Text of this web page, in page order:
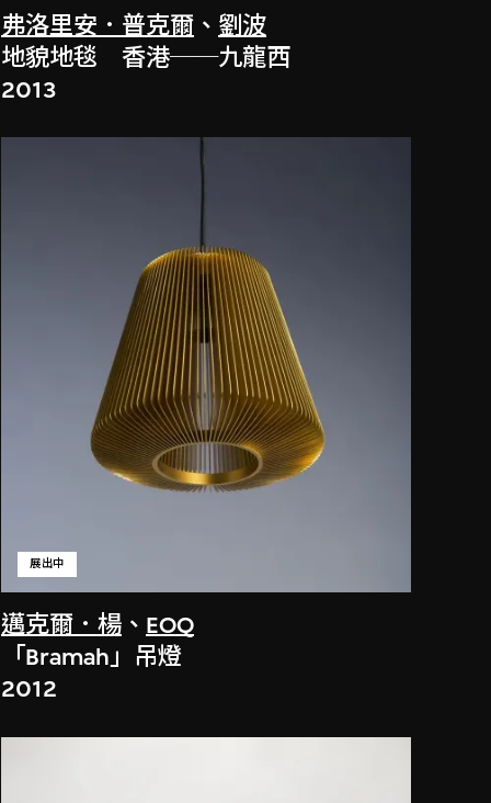
弗洛里安．普克爾 、 劉波
地貌地毯 香港──九龍西
2013
邁克爾．楊 、 EOQ
展出中
「Bramah」吊燈
2012